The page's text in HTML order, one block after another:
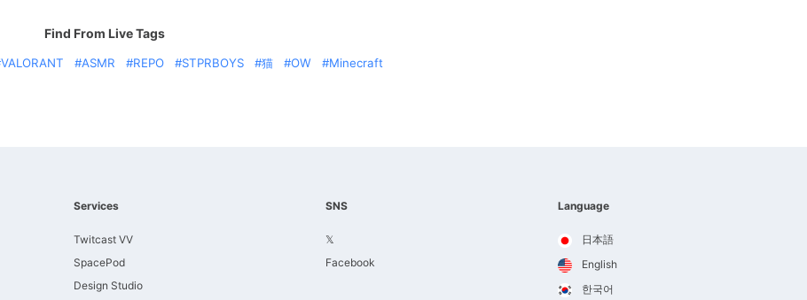
Find From Live Tags
VALORANT ASMR REPO STPRBOYS 猫 OW Minecraft
Services
Twitcast VV
SpacePod
Design Studio
SNS
𝕏
Facebook
Language
日本語
English
한국어